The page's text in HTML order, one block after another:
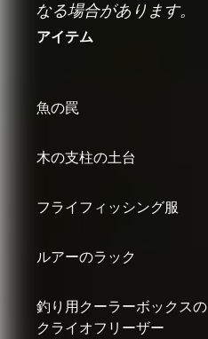
なる場合があります。
アイテム
魚の罠
木の支柱の土台
フライフィッシング服
ルアーのラック
釣り用クーラーボックスの
クライオフリーザー